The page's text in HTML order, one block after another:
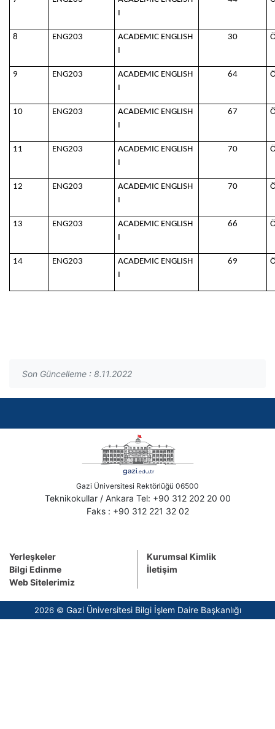
I
8 ENG203
ACADEMIC ENGLISH
I
30
9 ENG203
ACADEMIC ENGLISH
I
64
10 ENG203
ACADEMIC ENGLISH
I
67
11 ENG203
ACADEMIC ENGLISH
I
70
12 ENG203
ACADEMIC ENGLISH
I
70
13 ENG203
ACADEMIC ENGLISH
I
66
14 ENG203
ACADEMIC ENGLISH
I
69
Son Güncelleme : 8.11.2022
Gazi Üniversitesi Rektörlüğü 06500
Teknikokullar / Ankara Tel: +90 312 202 20 00
Faks : +90 312 221 32 02
Yerleşkeler
Bilgi Edinme
Web Sitelerimiz
Kurumsal Kimlik
İletişim
2026 © Gazi Üniversitesi Bilgi İşlem Daire Başkanlığı